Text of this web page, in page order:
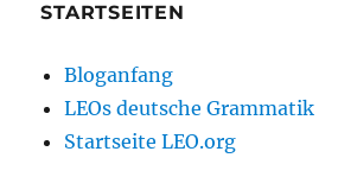
STARTSEITEN
Bloganfang
LEOs deutsche Grammatik
Startseite LEO.org